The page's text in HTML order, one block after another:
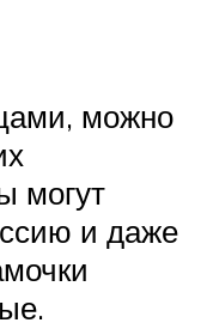
можно
могут
и даже